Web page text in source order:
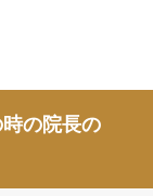
の院長の